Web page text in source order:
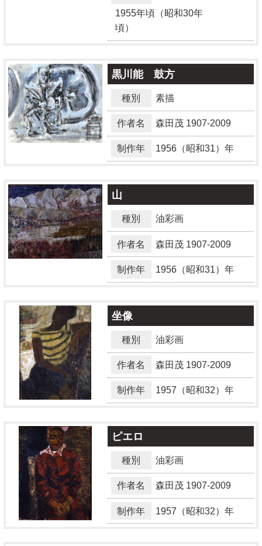
1955年頃（昭和30年
頃）
黒川能 鼓方
種別 素描
作者名 森田茂 1907-2009
制作年 1956（昭和31）年
山
種別 油彩画
作者名 森田茂 1907-2009
制作年 1956（昭和31）年
坐像
種別 油彩画
作者名 森田茂 1907-2009
制作年 1957（昭和32）年
ピエロ
種別 油彩画
作者名 森田茂 1907-2009
制作年 1957（昭和32）年